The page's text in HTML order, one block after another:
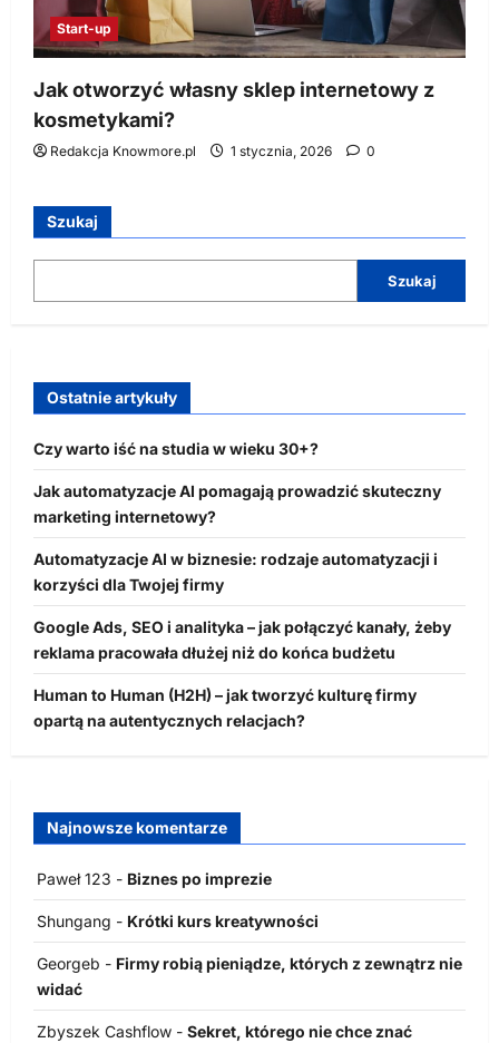
Start-up
Jak otworzyć własny sklep internetowy z
kosmetykami?
Redakcja Knowmore.pl 1 stycznia, 2026 0
Szukaj
Szukaj
Ostatnie artykuły
Czy warto iść na studia w wieku 30+?
Jak automatyzacje AI pomagają prowadzić skuteczny
marketing internetowy?
Automatyzacje AI w biznesie: rodzaje automatyzacji i
korzyści dla Twojej firmy
Google Ads, SEO i analityka – jak połączyć kanały, żeby
reklama pracowała dłużej niż do końca budżetu
Human to Human (H2H) – jak tworzyć kulturę firmy
opartą na autentycznych relacjach?
Najnowsze komentarze
Paweł 123 - Biznes po imprezie
Shungang - Krótki kurs kreatywności
Georgeb - Firmy robią pieniądze, których z zewnątrz nie
widać
Zbyszek Cashflow - Sekret, którego nie chce znać